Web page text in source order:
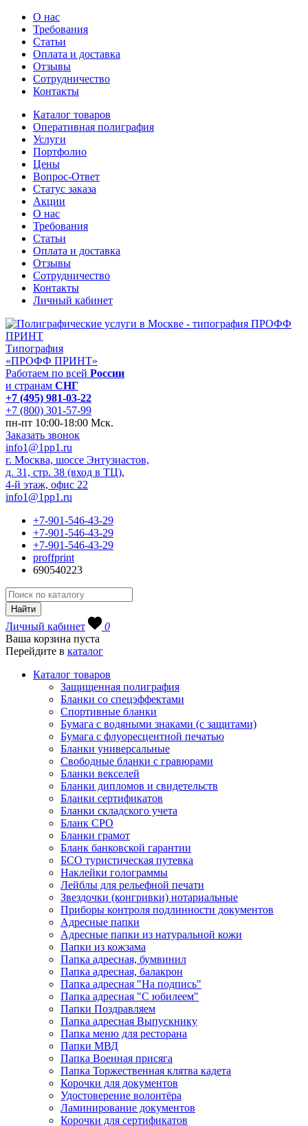
О нас
Требования
Статьи
Оплата и доставка
Отзывы
Сотрудничество
Контакты
Каталог товаров
Оперативная полиграфия
Услуги
Портфолио
Цены
Вопрос-Ответ
Статус заказа
Акции
О нас
Требования
Статьи
Оплата и доставка
Отзывы
Сотрудничество
Контакты
Личный кабинет
Типография
«ПРОФФ ПРИНТ»
Работаем по всей России
и странам СНГ
+7 (495) 981-03-22
+7 (800) 301-57-99
пн-пт 10:00-18:00 Мск.
Заказать звонок
info1@1pp1.ru
г. Москва, шоссе Энтузиастов,
д. 31, стр. 38 (вход в ТЦ),
4-й этаж, офис 22
info1@1pp1.ru
+7-901-546-43-29
+7-901-546-43-29
+7-901-546-43-29
proffprint
690540223
Личный кабинет
0
Ваша корзина пуста
Перейдите в каталог
Каталог товаров
Защищенная полиграфия
Бланки со спецэффектами
Спортивные бланки
Бумага с водяными знаками (с защитами)
Бумага с флуоресцентной печатью
Бланки универсальные
Свободные бланки с гравюрами
Бланки векселей
Бланки дипломов и свидетельств
Бланки сертификатов
Бланки складского учета
Бланк СРО
Бланки грамот
Бланк банковской гарантии
БСО туристическая путевка
Наклейки голограммы
Лейблы для рельефной печати
Звездочки (конгривки) нотариальные
Приборы контроля подлинности документов
Адресные папки
Адресные папки из натуральной кожи
Папки из кожзама
Папка адресная, бумвинил
Папка адресная, балакрон
Папка адресная "На подпись"
Папка адресная "C юбилеем"
Папки Поздравляем
Папка адресная Выпускнику
Папка меню для ресторана
Папки МВД
Папка Военная присяга
Папка Торжественная клятва кадета
Корочки для документов
Удостоверение волонтёра
Ламинирование документов
Корочки для сертификатов